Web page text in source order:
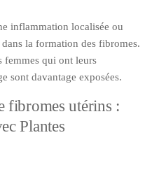
inflammation localisée ou
la formation des fibromes.
femmes qui ont leurs
sont davantage exposées.
fibromes utérins :
Plantes